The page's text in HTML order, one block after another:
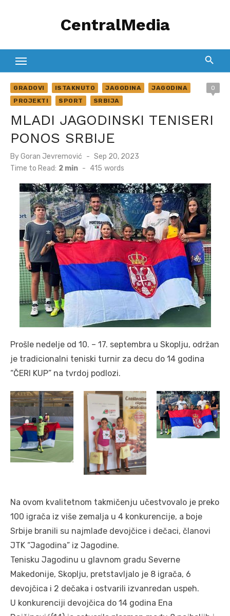
CentralMedia
GRADOVI ISTAKNUTO JAGODINA
JAGODINA
PROJEKTI
SPORT SRBIJA
0
MLADI JAGODINSKI TENISERI
PONOS SRBIJE
ByGoran Jevremović
Posted
on
Sep 20, 2023
Time to Read: 2 min - 415 words
Prošle nedelje od 10. – 17. septembra u Skoplju, održan
je tradicionalni teniski turnir za decu do 14 godina
“ČERI KUP” na tvrdoj podlozi.
Na ovom kvalitetnom takmičenju učestvovalo je preko
100 igrača iz više zemalja u 4 konkurencije, a boje
Srbije branili su najmlađe devojčice i dečaci, članovi
JTK “Jagodina” iz Jagodine.
Tenisku Jagodinu u glavnom gradu Severne
Makedonije, Skoplju, pretstavljalo je 8 igrača, 6
devojčica i 2 dečaka i ostvarili izvanredan uspeh.
U konkurenciji devojčica do 14 godina Ena